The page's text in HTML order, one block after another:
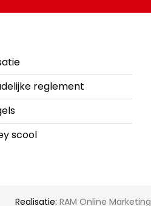
reglement
scool
Realisatie: RAM Online Marketing